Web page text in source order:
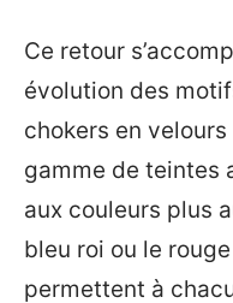
Ce retour
évolution des
chokers en
gamme de teintes
aux couleurs plus
bleu roi ou le
permettent à